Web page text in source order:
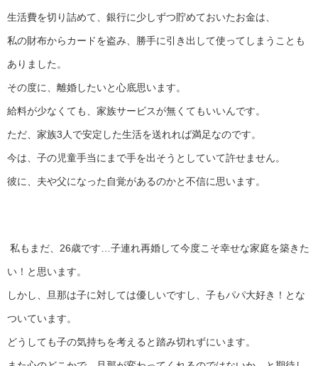
生活費を切り詰めて、銀行に少しずつ貯めておいたお金は、
私の財布からカードを盗み、勝手に引き出して使ってしまうことも
ありました。
その度に、離婚したいと心底思います。
給料が少なくても、家族サービスが無くてもいいんです。
ただ、家族3人で安定した生活を送れれば満足なのです。
今は、子の児童手当にまで手を出そうとしていて許せません。
彼に、夫や父になった自覚があるのかと不信に思います。
私もまだ、26歳です…子連れ再婚して今度こそ幸せな家庭を築きた
い！と思います。
しかし、旦那は子に対しては優しいですし、子もパパ大好き！とな
ついています。
どうしても子の気持ちを考えると踏み切れずにいます。